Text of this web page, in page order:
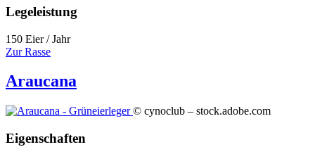
Legeleistung
150 Eier / Jahr
Zur Rasse
Araucana
© cynoclub – stock.adobe.com
Eigenschaften